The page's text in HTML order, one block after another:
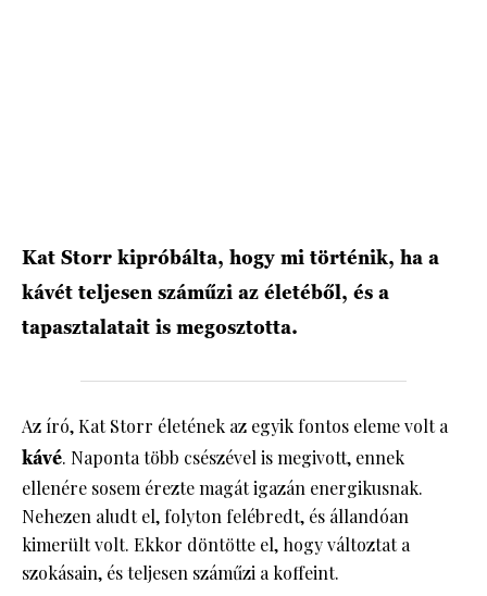
Kat Storr kipróbálta, hogy mi történik, ha a
kávét teljesen száműzi az életéből, és a
tapasztalatait is megosztotta.
Az író, Kat Storr életének az egyik fontos eleme volt a
kávé. Naponta több csészével is megivott, ennek
ellenére sosem érezte magát igazán energikusnak.
Nehezen aludt el, folyton felébredt, és állandóan
kimerült volt. Ekkor döntötte el, hogy változtat a
szokásain, és teljesen száműzi a koffeint.